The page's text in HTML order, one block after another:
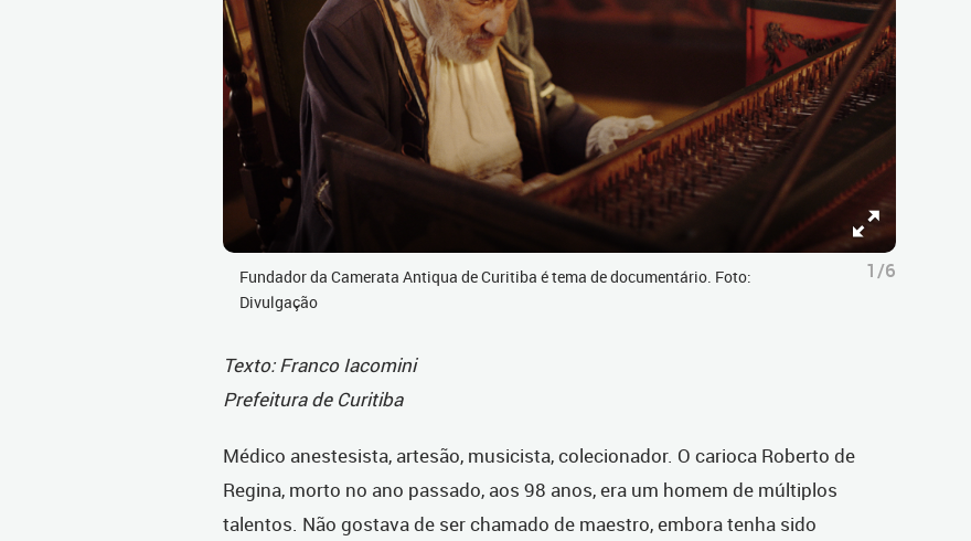
Fundador da Camerata Antiqua de Curitiba é tema de documentário. Foto:
Divulgação
1/6
Texto: Franco Iacomini
Prefeitura de Curitiba
Médico anestesista, artesão, musicista, colecionador. O carioca Roberto de
Regina, morto no ano passado, aos 98 anos, era um homem de múltiplos
talentos. Não gostava de ser chamado de maestro, embora tenha sido